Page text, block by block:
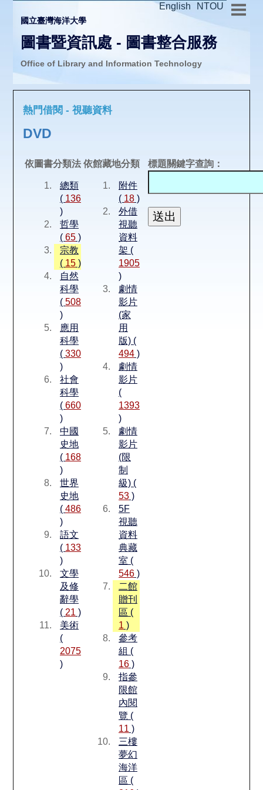
NTOU
English
國立臺灣海洋大學
圖書暨資訊處 - 圖書整合服務
Office of Library and Information Technology
推廣活動
圖書互借
線上報名
申請表單
空間借用
熱門借閱
個人借閱
熱門借閱 - 視聽資料
DVD
依圖書分類法
總類
( 136
)
哲學
( 65)
宗教
( 15)
自然
科學
( 508
)
應用
科學
( 330
)
社會
科學
( 660
)
中國
史地
( 168
)
世界
史地
( 486
)
語文
( 133
)
文學
及修
辭學
( 21 )
美術
(
2075
)
依館藏地分類
附件
( 18)
外借
視聽
資料
架 (
1905
)
劇情
影片
(家
用
版) (
494)
劇情
影片
(
1393
)
劇情
影片
(限
制
級) (
53)
5F
視聽
資料
典藏
室 (
546)
二館
贈刊
區 (
1 )
參考
組 (
16)
指參
限館
內閱
覽 (
11 )
三樓
夢幻
海洋
區 (
標題關鍵字查詢：